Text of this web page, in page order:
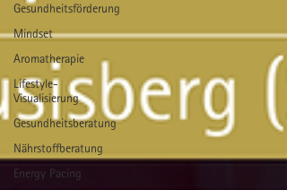
Gesundheitsförderung
Mindset
Aromatherapie
Lifestyle-
Visualisierung
Gesundheitsberatung
Nährstoffberatung
Energy Pacing